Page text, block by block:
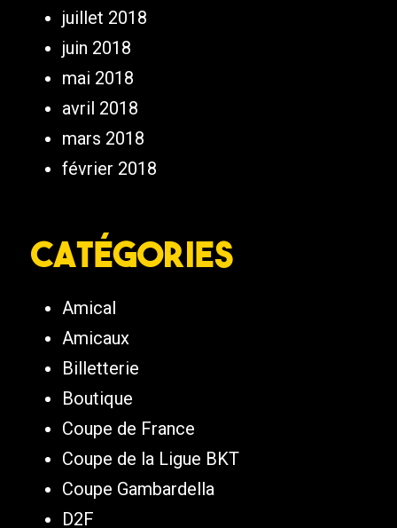
juillet 2018
juin 2018
mai 2018
avril 2018
mars 2018
février 2018
Catégories
Amical
Amicaux
Billetterie
Boutique
Coupe de France
Coupe de la Ligue BKT
Coupe Gambardella
D2F